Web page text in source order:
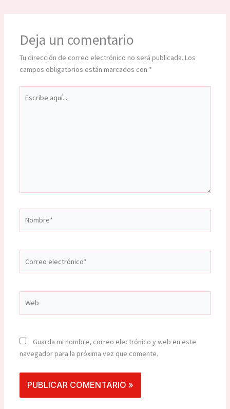
Deja un comentario
Tu dirección de correo electrónico no será publicada. Los
campos obligatorios están marcados con *
aquí...
electrónico*
Guarda mi nombre, correo electrónico y web en este
navegador para la próxima vez que comente.